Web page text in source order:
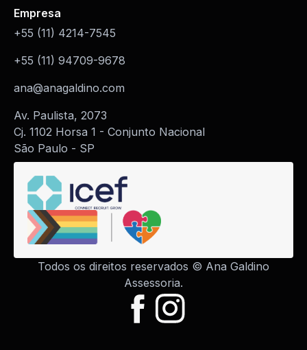
Empresa
+55 (11) 4214-7545
+55 (11) 94709-9678
ana@anagaldino.com
Av. Paulista, 2073
Cj. 1102 Horsa 1 - Conjunto Nacional
São Paulo - SP
Todos os direitos reservados © Ana Galdino
Assessoria.